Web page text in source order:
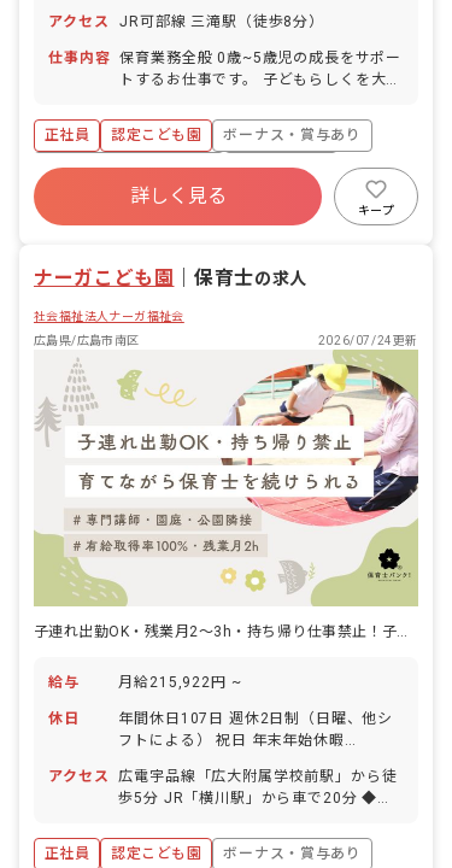
アクセス
JR可部線 三滝駅（徒歩8分）
仕事内容 保育業務全般 0歳~5歳児の成長をサポー
トするお仕事です。 子どもらしくを大切
す♪ 具体的には、遊びの見守りや食事や
排せつ、お昼寝等のサポート、制作物の
作成など! ■保育方針：自由保育; 一斉(設
定)保育 ■園児年齢層：0～5歳児 ■書類
作成ツール導入：あり ■保護者との連絡
正社員 認定こども園
ボーナス・賞与あり
寮・住宅・家賃補助あり
社会保険完備
退職金制度
残業少なめ
詳しく見る
キープ
ナーガこども園 ｜保育士の求人
社会福祉法人ナーガ福祉会
広島県/広島市南区
2026/07/24更新
子連れ出勤OK・残業月2～3h・持ち帰り仕事禁止！子育てとの両立も
給与 月給215,922円 ~
休日
年間休日107日 週休2日制（日曜、他シ
フトによる） 祝日 年末年始休暇
ら付与／取得率100％！） 特別休暇 産休
育休制度（取得率100％、復帰率90％）
く、有休取得率は100％となっていま
アクセス
広電宇品線「広大附属学校前駅」から徒
歩5分 JR「横川駅」から車で20分 ◆マ
車場と駐輪場も無料で通いやすいです。
すぐ近くに公園があり、お散歩や戸外遊
正社員 認定こども園
ボーナス・賞与あり